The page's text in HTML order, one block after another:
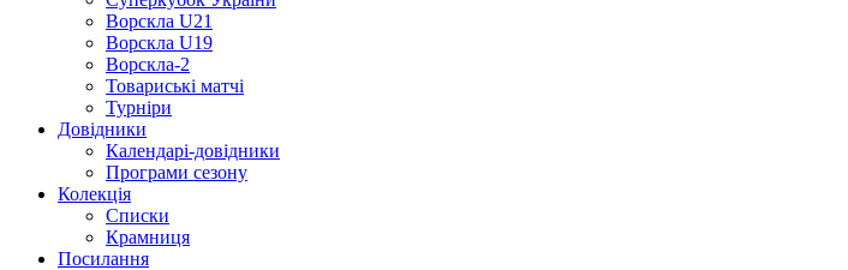
Ворскла U21
Ворскла U19
Ворскла-2
Товариські матчі
Турніри
Довідники
Календарі-довідники
Програми сезону
Колекція
Списки
Крамниця
Посилання